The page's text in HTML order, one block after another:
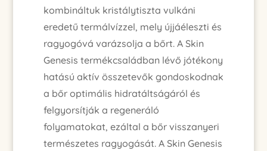
kombináltuk kristálytiszta vulkáni
eredetű termálvízzel, mely újjáéleszti és
ragyogóvá varázsolja a bőrt. A Skin
Genesis termékcsaládban lévő jótékony
hatású aktív összetevők gondoskodnak
a bőr optimális hidratáltságáról és
felgyorsítják a regeneráló
folyamatokat, ezáltal a bőr visszanyeri
természetes ragyogását. A Skin Genesis